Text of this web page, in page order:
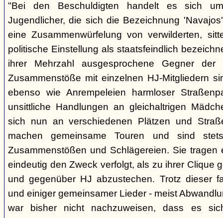
"Bei den Beschuldigten handelt es sich
Jugendlicher, die sich die Bezeichnung
eine Zusammenwürfelung von verwilderten,
politische Einstellung als staatsfeindlich
ihrer Mehrzahl ausgesprochene Gegner
Zusammenstöße mit einzelnen HJ-Mitgliedern
ebenso wie Anrempeleien harmloser
unsittliche Handlungen an gleichaltrigen
sich nun an verschiedenen Plätzen und
machen gemeinsame Touren und sind
Zusammenstößen und Schlägereien. Sie tragen
eindeutig den Zweck verfolgt, als zu ihrer Clique
und gegenüber HJ abzustechen. Trotz dieser
und einiger gemeinsamer Lieder - meist
war bisher nicht nachzuweisen, dass es